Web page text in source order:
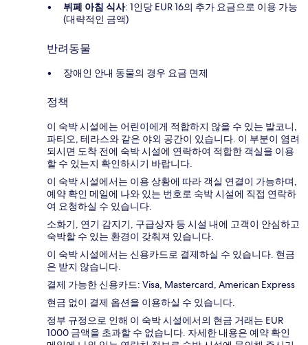
뷔페 아침 식사: 1인당 EUR 16의 추가 요금으로 이용 가능
(대략적인 금액)
반려동물
장애인 안내 동물의 경우 요금 면제
정책
이 숙박 시설에는 어린이에게 적합하지 않을 수 있는 발코니,
파티오, 테라스와 같은 야외 공간이 있습니다. 이 부분이 염려
되시면 도착 전에 숙박 시설에 연락하여 적합한 객실을 이용
할 수 있는지 확인하시기 바랍니다.
이 숙박 시설에서는 이용 상황에 따라 객실 연결이 가능하며,
예약 확인 메일에 나와 있는 번호로 숙박 시설에 직접 연락하
여 요청하실 수 있습니다.
소화기, 연기 감지기, 구급상자 등 시설 내에 고객이 안심하고
숙박할 수 있는 환경이 갖춰져 있습니다.
이 숙박 시설에서는 신용카드로 결제하실 수 있습니다. 현금
은 받지 않습니다.
결제 가능한 신용카드: Visa, Mastercard, American Express
현금 없이 결제 옵션을 이용하실 수 있습니다.
정부 규정으로 인해 이 숙박 시설에서의 현금 거래는 EUR
1000 금액을 초과할 수 없습니다. 자세한 내용은 예약 확인